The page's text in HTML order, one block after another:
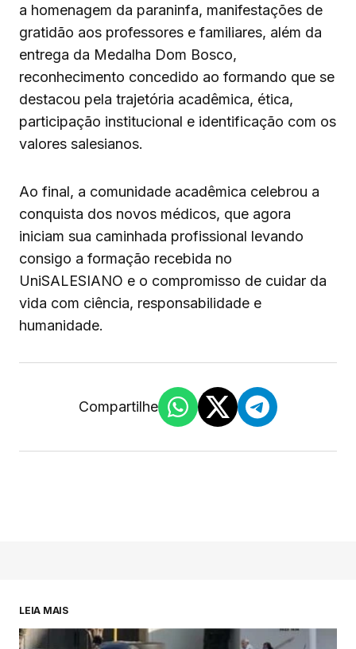
a homenagem da paraninfa, manifestações de
gratidão aos professores e familiares, além da
entrega da Medalha Dom Bosco,
reconhecimento concedido ao formando que se
destacou pela trajetória acadêmica, ética,
participação institucional e identificação com os
valores salesianos.
Ao final, a comunidade acadêmica celebrou a
conquista dos novos médicos, que agora
iniciam sua caminhada profissional levando
consigo a formação recebida no
UniSALESIANO e o compromisso de cuidar da
vida com ciência, responsabilidade e
humanidade.
Compartilhe
LEIA MAIS